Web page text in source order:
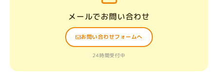
メールでお問い合わせ
お問い合わせフォームへ
24時間受付中